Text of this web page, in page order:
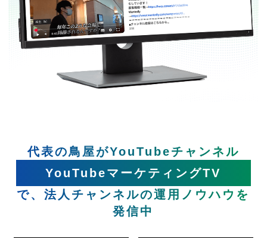
代表の鳥屋がYouTubeチャンネル
YouTubeマーケティングTV
で、法人チャンネルの運用ノウハウを
発信中